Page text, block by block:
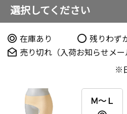
選択してください
在庫あり 残りわず
売り切れ（入荷お知らせメー
Ｍ～Ｌ